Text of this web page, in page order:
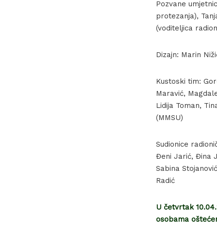
Pozvane
protezanja),
(voditeljica
Dizajn: Marin
Kustoski tim:
Maravić,
Lidija Toman,
(MMSU)
Sudionice
Đeni Jarić, Đina
Sabina
Radić
U četvrtak
osobama